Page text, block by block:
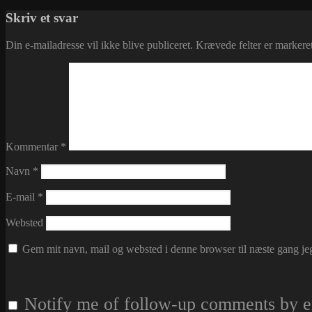
Skriv et svar
Din e-mailadresse vil ikke blive publiceret. Krævede felter er
Kommentar *
Navn *
E-mail *
Websted
Gem mit navn, mail og websted i denne browser til næste gang
Notify me of follow-up comments by